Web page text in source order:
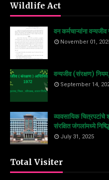
Wildlife Act
वन कर्मचाऱ्यांना
November 01,
वन्यजीव (संरक्षण)
September 14,
व्यावसायिक चित्रपटांचे
संरक्षित जंगलांमध्ये
July 31, 2025
Total Visiter